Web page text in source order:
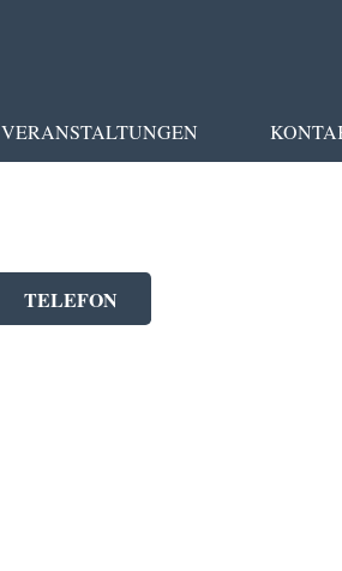
VERANSTALTUNGEN
TELEFON